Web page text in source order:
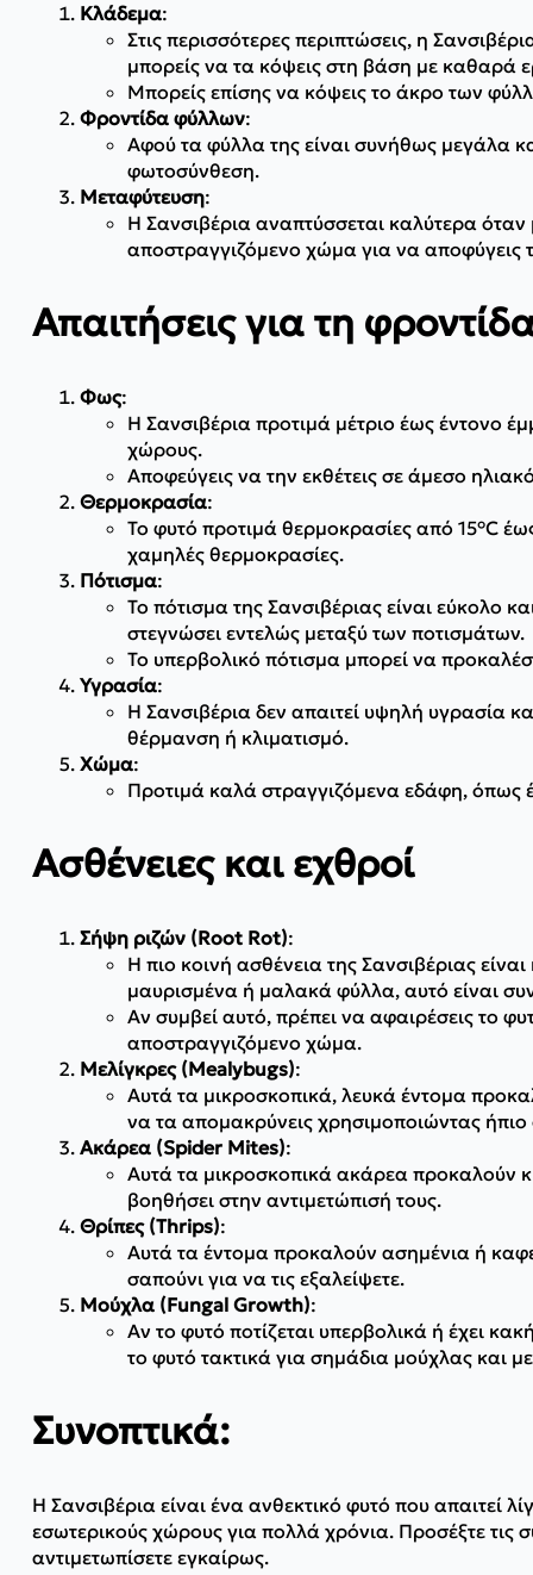
Κλάδεμα:
Στις περισσότερες περιπτώσεις, η
μπορείς να τα κόψεις στη βάση με καθαρά
Μπορείς επίσης να κόψεις το άκρο των
Φροντίδα φύλλων:
Αφού τα φύλλα της είναι συνήθως μεγάλα
φωτοσύνθεση.
Μεταφύτευση:
Η Σανσιβέρια αναπτύσσεται καλύτερα όταν
αποστραγγιζόμενο χώμα για να αποφύγεις
Απαιτήσεις για τη
Φως:
Η Σανσιβέρια προτιμά μέτριο έως έντονο
χώρους.
Αποφεύγεις να την εκθέτεις σε άμεσο
Θερμοκρασία:
Το φυτό προτιμά θερμοκρασίες από 15°C
χαμηλές θερμοκρασίες.
Πότισμα:
Το πότισμα της Σανσιβέριας είναι εύκολο
στεγνώσει εντελώς μεταξύ των ποτισμάτων.
Το υπερβολικό πότισμα μπορεί να
Υγρασία:
Η Σανσιβέρια δεν απαιτεί υψηλή υγρασία
θέρμανση ή κλιματισμό.
Χώμα:
Προτιμά καλά στραγγιζόμενα εδάφη, όπως
Ασθένειες και εχθροί
Σήψη ριζών (Root Rot):
Η πιο κοινή ασθένεια της Σανσιβέριας
μαυρισμένα ή μαλακά φύλλα, αυτό είναι
Αν συμβεί αυτό, πρέπει να αφαιρέσεις το
αποστραγγιζόμενο χώμα.
Μελίγκρες (Mealybugs):
Αυτά τα μικροσκοπικά, λευκά έντομα
να τα απομακρύνεις χρησιμοποιώντας
Ακάρεα (Spider Mites):
Αυτά τα μικροσκοπικά ακάρεα προκαλούν
βοηθήσει στην αντιμετώπισή τους.
Θρίπες (Thrips):
Αυτά τα έντομα προκαλούν ασημένια ή
σαπούνι για να τις εξαλείψετε.
Μούχλα (Fungal Growth):
Αν το φυτό ποτίζεται υπερβολικά ή έχει
το φυτό τακτικά για σημάδια μούχλας και
Συνοπτικά:
Η Σανσιβέρια είναι ένα ανθεκτικό φυτό που απαιτεί
εσωτερικούς χώρους για πολλά χρόνια. Προσέξτε
αντιμετωπίσετε εγκαίρως.